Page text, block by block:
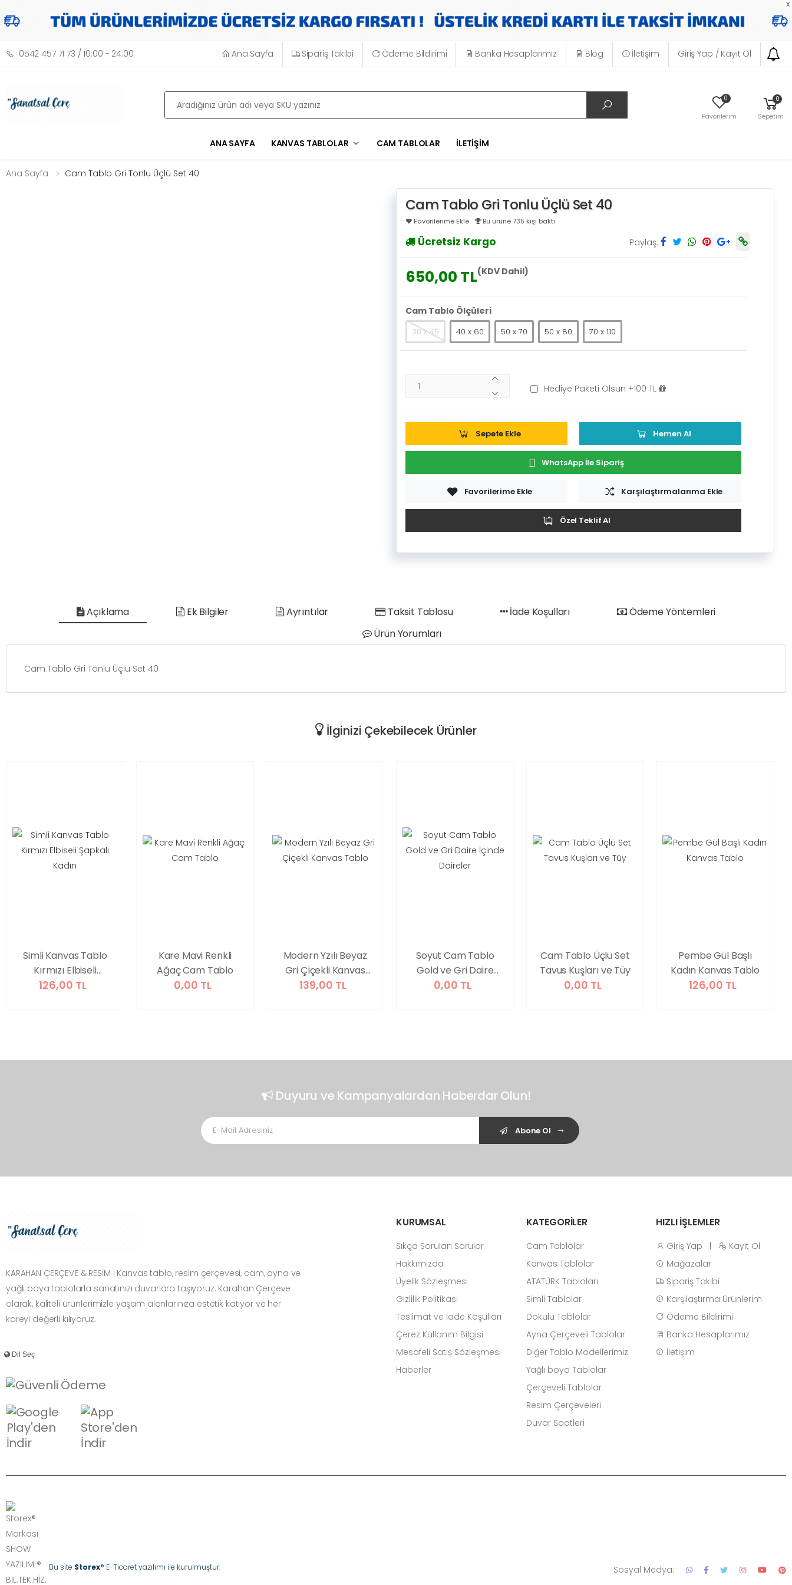
x
0542 457 71 73 / 10:00 - 24:00 Ana Sayfa Sipariş Takibi Ödeme Bildirimi Banka Hesaplarımız Blog İletişim Giriş Yap / Kayıt Ol
Ara 0
Favorilerim
0
Sepetim
ANA SAYFA KANVAS TABLOLAR CAM TABLOLAR İLETIŞIM
Ana Sayfa Cam Tablo Gri Tonlu Üçlü Set 40
Cam Tablo Gri Tonlu Üçlü Set 40
Favorilerime Ekle Bu ürüne 735 kişi baktı
Ücretsiz Kargo Paylaş:
650,00 TL(KDV Dahil)
Cam Tablo Ölçüleri
30 x 45 40 x 60 50 x 70 50 x 80 70 x 110
Hediye Paketi Olsun +100 TL
Sepete Ekle Hemen Al
WhatsApp İle Sipariş
Favorilerime Ekle Karşılaştırmalarıma Ekle
Özel Teklif Al
Açıklama Ek Bilgiler Ayrıntılar Taksit Tablosu İade Koşulları
Ödeme Yöntemleri
Ürün Yorumları
Cam Tablo Gri Tonlu Üçlü Set 40
İlginizi Çekebilecek Ürünler
Simli Kanvas Tablo
Kırmızı Elbiseli
Şapkalı Kadın
126,00 TL
Kare Mavi Renkli
Ağaç Cam Tablo
0,00 TL
Modern Yzılı Beyaz
Gri Çiçekli Kanvas
Tablo
139,00 TL
Soyut Cam Tablo
Gold ve Gri Daire
İçinde Daireler
0,00 TL
Cam Tablo Üçlü Set
Tavus Kuşları ve Tüy
0,00 TL
Pembe Gül Başlı
Kadın Kanvas Tablo
126,00 TL
Duyuru ve Kampanyalardan Haberdar Olun!
Abone Ol
KARAHAN ÇERÇEVE & RESİM | Kanvas tablo, resim çerçevesi, cam, ayna ve
yağlı boya tablolarla sanatınızı duvarlara taşıyoruz. Karahan Çerçeve
olarak, kaliteli ürünlerimizle yaşam alanlarınıza estetik katıyor ve her
kareyi değerli kılıyoruz.
KURUMSAL
Sıkça Sorulan Sorular
Hakkımızda
Üyelik Sözleşmesi
Gizlilik Politikası
Teslimat ve İade Koşulları
Çerez Kullanım Bilgisi
Mesafeli Satış Sözleşmesi
Haberler
KATEGORİLER
Cam Tablolar
Kanvas Tablolar
ATATÜRK Tabloları
Simli Tablolar
Dokulu Tablolar
Ayna Çerçeveli Tablolar
Diğer Tablo Modellerimiz
Yağlı boya Tablolar
Çerçeveli Tablolar
Resim Çerçeveleri
Duvar Saatleri
HIZLI İŞLEMLER
Giriş Yap
Kayıt Ol
Mağazalar
Sipariş Takibi
Karşılaştırma Ürünlerim
Ödeme Bildirimi
Banka Hesaplarımız
İletişim
Bu site Storex® E-Ticaret yazılımı ile kurulmuştur. Sosyal Medya: